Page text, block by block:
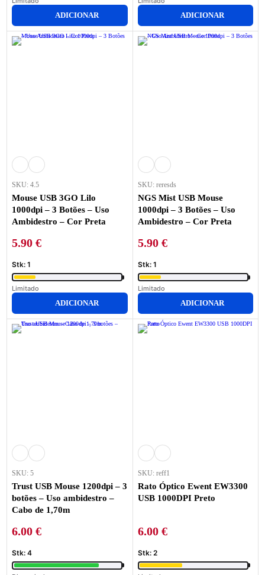
ADICIONAR ADICIONAR
SKU: 4.5
Mouse USB 3GO Lilo
1000dpi – 3 Botões – Uso
Ambidestro – Cor Preta
5.90 €
Stk: 1
Limitado
ADICIONAR
SKU: reresds
NGS Mist USB Mouse
1000dpi – 3 Botões – Uso
Ambidestro – Cor Preta
5.90 €
Stk: 1
Limitado
ADICIONAR
SKU: 5
Trust USB Mouse 1200dpi – 3
botões – Uso ambidestro –
Cabo de 1,70m
6.00 €
Stk: 4
SKU: reff1
Rato Óptico Ewent EW3300
USB 1000DPI Preto
6.00 €
Stk: 2